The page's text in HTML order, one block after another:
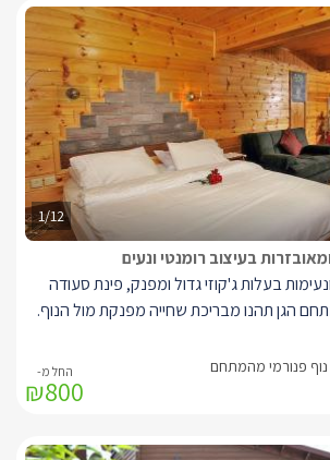
1/12
בעיצוב רומנטי ונעים
בעלות ג'קוזי גדול ומפנק, פינת סעודה
הגן תהנו מבריכת שחייה מפנקת מול הנוף.
בעלת מזרן אורטופדי איכותי, בגב המיטה
אינטימי מרובע ומפנק במיוחד, חדר רחצה עם
נוף פנורמי מהמתחם
₪800